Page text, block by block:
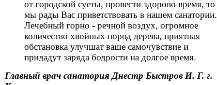
от городской суеты, провести здорово время, то
мы рады Вас приветствовать в нашем санатории.
Лечебный горно - речной воздух, огромное
количество хвойных пород дерева, приятная
обстановка улучшат ваше самочувствие и
придадут заряда бодрости на долгое время.
Главный врач санатория Днестр Быстров И. Г. г.